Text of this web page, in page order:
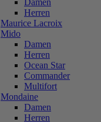
Damen
Herren
Maurice Lacroix
Mido
Damen
Herren
Ocean Star
Commander
Multifort
Mondaine
Damen
Herren